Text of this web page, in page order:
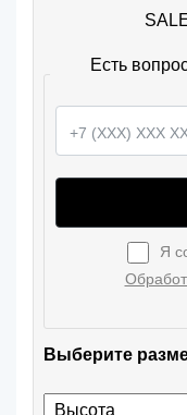
Есть
Я
Выберите